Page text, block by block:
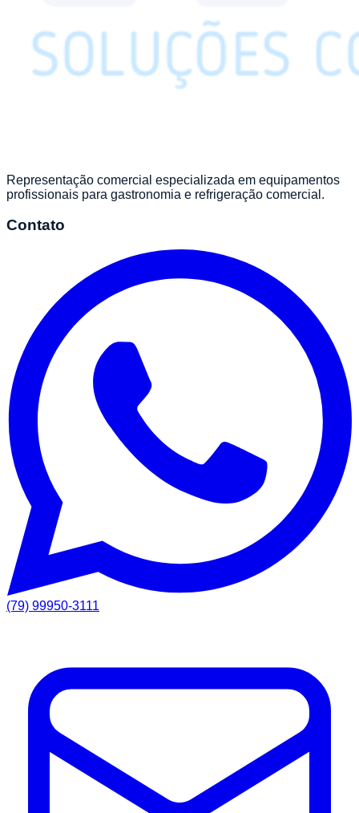
Representação comercial especializada em equipamentos
profissionais para gastronomia e refrigeração comercial.
Contato
(79) 99950-3111